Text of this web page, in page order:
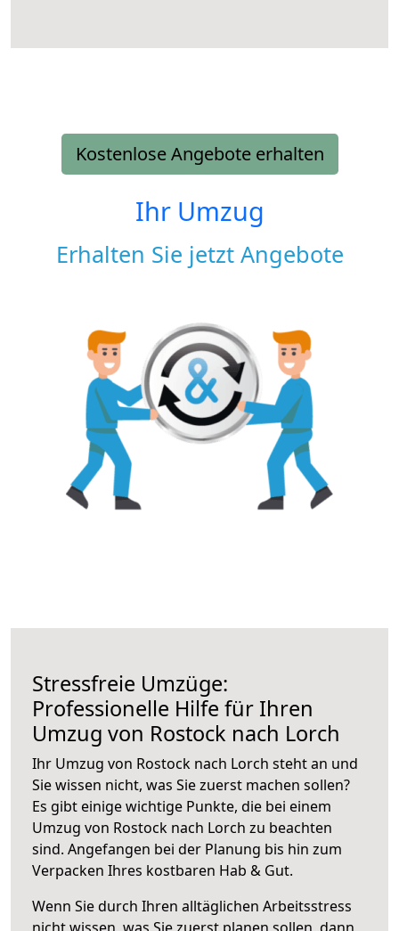
Kostenlose Angebote erhalten
Ihr Umzug
Erhalten Sie jetzt Angebote
Stressfreie Umzüge:
Professionelle Hilfe für Ihren
Umzug von Rostock nach Lorch
Ihr Umzug von Rostock nach Lorch steht an und
Sie wissen nicht, was Sie zuerst machen sollen?
Es gibt einige wichtige Punkte, die bei einem
Umzug von Rostock nach Lorch zu beachten
sind. Angefangen bei der Planung bis hin zum
Verpacken Ihres kostbaren Hab & Gut.
Wenn Sie durch Ihren alltäglichen Arbeitsstress